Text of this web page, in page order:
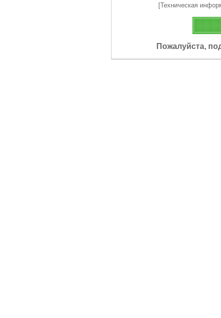
[Техническая
Пожалуйста,